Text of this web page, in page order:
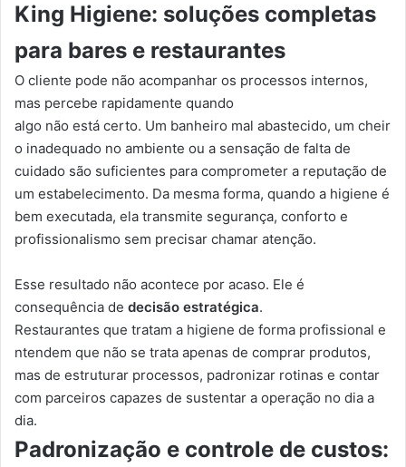
King Higiene: soluções completas
para bares e restaurantes
O cliente pode não acompanhar os processos internos,
mas percebe rapidamente quando
algo não está certo. Um banheiro mal abastecido, um cheir
o inadequado no ambiente ou a sensação de falta de
cuidado são suficientes para comprometer a reputação de
um estabelecimento. Da mesma forma, quando a higiene é
bem executada, ela transmite segurança, conforto e
profissionalismo sem precisar chamar atenção.
Esse resultado não acontece por acaso. Ele é
consequência de decisão estratégica.
Restaurantes que tratam a higiene de forma profissional e
ntendem que não se trata apenas de comprar produtos,
mas de estruturar processos, padronizar rotinas e contar
com parceiros capazes de sustentar a operação no dia a
dia.
Padronização e controle de custos: